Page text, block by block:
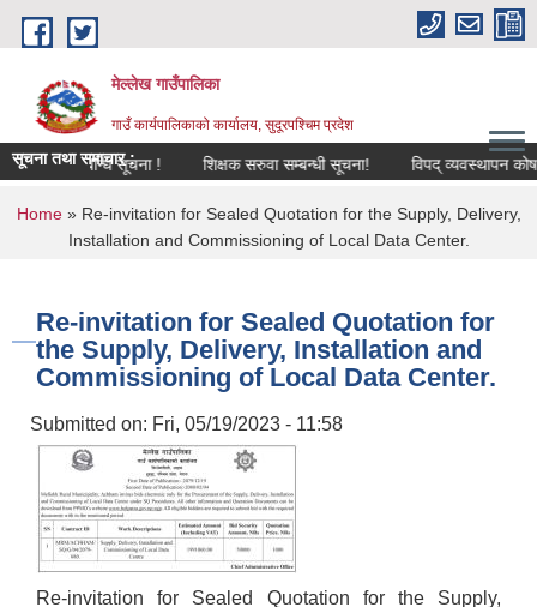
Skip to main content
मेल्लेख गाउँपालिका
गाउँ कार्यपालिकाको कार्यालय, सुदूरपश्चिम प्रदेश
सूचना तथा समाचार :
सम्बन्धि सूचना ! शिक्षक सरुवा सम्बन्धी सूचना! विपद् व्यवस्थापन कोष
You are here
Home» Re-invitation for Sealed Quotation for the Supply, Delivery,
Installation and Commissioning of Local Data Center.
Re-invitation for Sealed Quotation for
the Supply, Delivery, Installation and
Commissioning of Local Data Center.
Submitted on: Fri, 05/19/2023 - 11:58
Re-invitation for Sealed Quotation for the Supply,